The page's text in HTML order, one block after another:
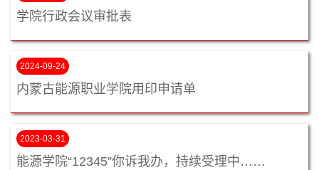
学院行政会议审批表
2024-09-24
内蒙古能源职业学院用印申请单
2023-03-31
能源学院“12345”你诉我办，持续受理中……